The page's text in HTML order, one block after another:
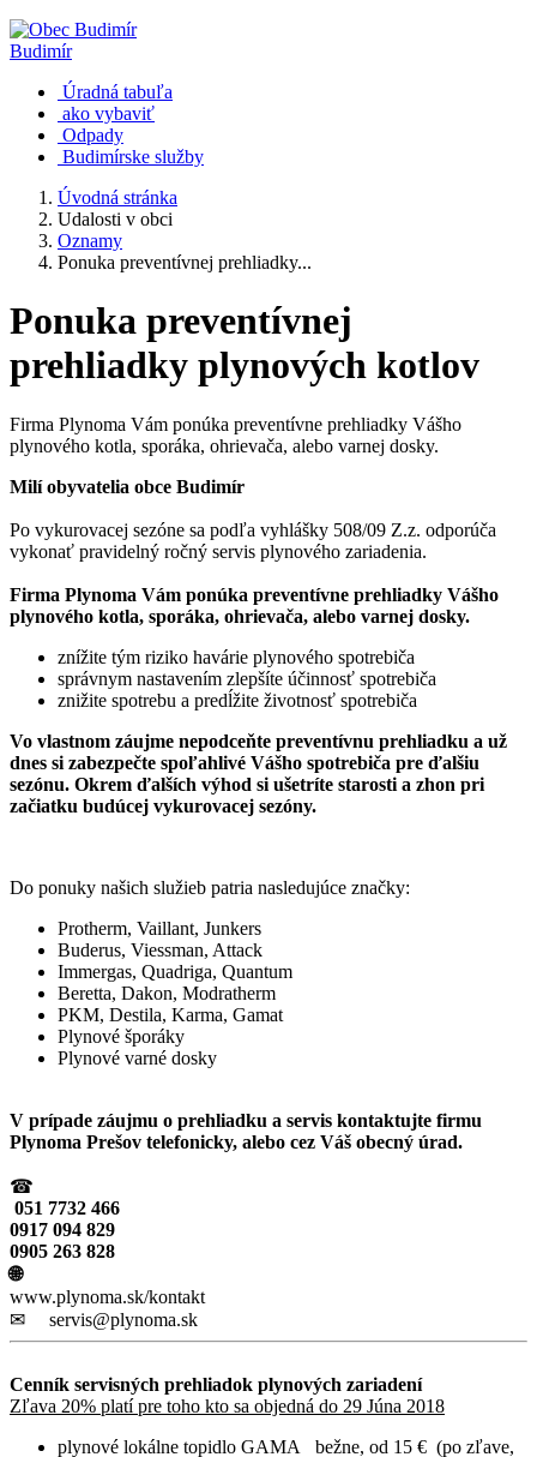
Budimír
Úradná tabuľa
ako vybaviť
Odpady
Budimírske služby
Úvodná stránka
Udalosti v obci
Oznamy
Ponuka preventívnej prehliadky...
Ponuka preventívnej
prehliadky plynových kotlov
Firma Plynoma Vám ponúka preventívne prehliadky Vášho
plynového kotla, sporáka, ohrievača, alebo varnej dosky.
Milí obyvatelia obce Budimír
Po vykurovacej sezóne sa podľa vyhlášky 508/09 Z.z. odporúča
vykonať pravidelný ročný servis plynového zariadenia.
Firma Plynoma Vám ponúka preventívne prehliadky Vášho
plynového kotla, sporáka, ohrievača, alebo varnej dosky.
znížite tým riziko havárie plynového spotrebiča
správnym nastavením zlepšíte účinnosť spotrebiča
znižite spotrebu a predĺžite životnosť spotrebiča
Vo vlastnom záujme nepodceňte preventívnu prehliadku a už
dnes si zabezpečte spoľahlivé Vášho spotrebiča pre ďalšiu
sezónu. Okrem ďalších výhod si ušetríte starosti a zhon pri
začiatku budúcej vykurovacej sezóny.
Do ponuky našich služieb patria nasledujúce značky:
Protherm, Vaillant, Junkers
Buderus, Viessman, Attack
Immergas, Quadriga, Quantum
Beretta, Dakon, Modratherm
PKM, Destila, Karma, Gamat
Plynové šporáky
Plynové varné dosky
V prípade záujmu o prehliadku a servis kontaktujte firmu
Plynoma Prešov telefonicky, alebo cez Váš obecný úrad.
☎
051 7732 466
0917 094 829
0905 263 828
🌐
www.plynoma.sk/kontakt
✉ servis@plynoma.sk
Cenník servisných prehliadok plynových zariadení
Zľava 20% platí pre toho kto sa objedná do 29 Júna 2018
plynové lokálne topidlo GAMA bežne, od 15 € (po zľave,